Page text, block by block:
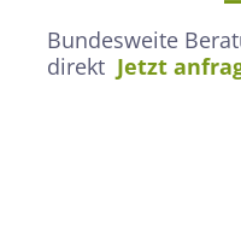
Bundesweite
direkt Jetzt